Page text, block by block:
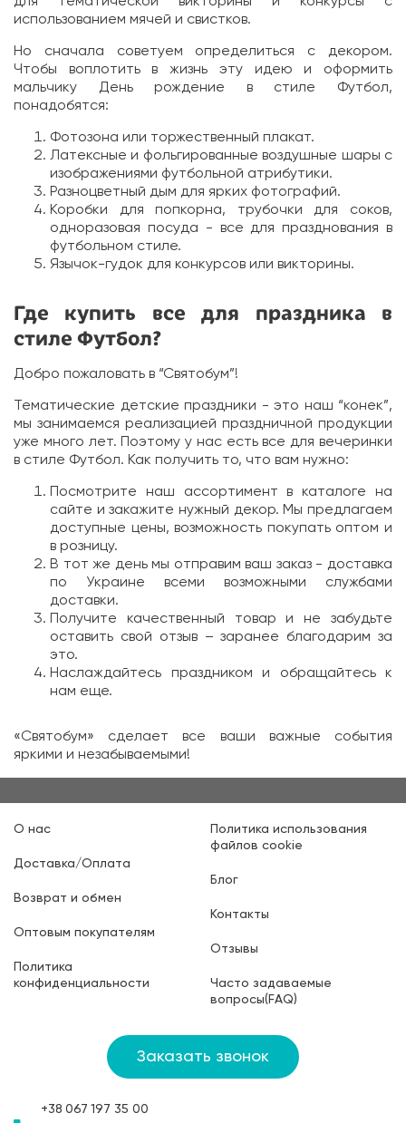
использованием мячей и свистков.
Но сначала советуем определиться с декором.
Чтобы воплотить в жизнь эту идею и оформить
мальчику День рождение в стиле Футбол,
понадобятся:
Фотозона или торжественный плакат.
Латексные и фольгированные воздушные шары с
изображениями футбольной атрибутики.
Разноцветный дым для ярких фотографий.
Коробки для попкорна, трубочки для соков,
одноразовая посуда - все для празднования в
футбольном стиле.
Язычок-гудок для конкурсов или викторины.
Где купить все для праздника в
стиле Футбол?
Добро пожаловать в “Святобум”!
Тематические детские праздники - это наш “конек”,
мы занимаемся реализацией праздничной продукции
уже много лет. Поэтому у нас есть все для вечеринки
в стиле Футбол. Как получить то, что вам нужно:
Посмотрите наш ассортимент в каталоге на
сайте и закажите нужный декор. Мы предлагаем
доступные цены, возможность покупать оптом и
в розницу.
В тот же день мы отправим ваш заказ - доставка
по Украине всеми возможными службами
доставки.
Получите качественный товар и не забудьте
оставить свой отзыв – заранее благодарим за
это.
Наслаждайтесь праздником и обращайтесь к
нам еще.
«Святобум» сделает все ваши важные события
яркими и незабываемыми!
О нас
Доставка/Оплата
Возврат и обмен
Оптовым покупателям
Политика
конфиденциальности
Политика использования
файлов cookie
Блог
Контакты
Отзывы
Часто задаваемые
вопросы(FAQ)
Заказать звонок
+38 067 197 35 00